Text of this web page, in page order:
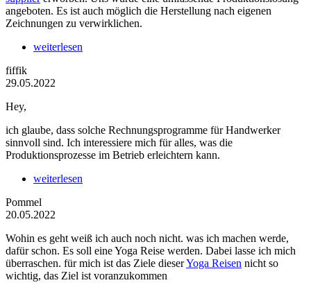
angeboten. Es ist auch möglich die Herstellung nach eigenen
Zeichnungen zu verwirklichen.
weiterlesen
fiffik
29.05.2022
Hey,
ich glaube, dass solche Rechnungsprogramme für Handwerker
sinnvoll sind. Ich interessiere mich für alles, was die
Produktionsprozesse im Betrieb erleichtern kann.
weiterlesen
Pommel
20.05.2022
Wohin es geht weiß ich auch noch nicht. was ich machen werde,
dafür schon. Es soll eine Yoga Reise werden. Dabei lasse ich mich
überraschen. für mich ist das Ziele dieserYoga Reisen nicht so
wichtig, das Ziel ist voranzukommen